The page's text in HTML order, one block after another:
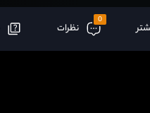
0
نظرات